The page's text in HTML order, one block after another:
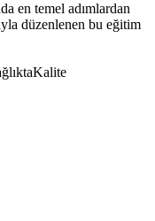
en temel adımlardan
düzenlenen bu eğitim